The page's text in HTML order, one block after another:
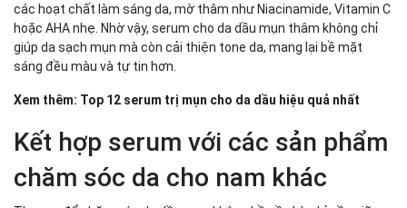
các hoạt chất làm sáng da, mờ thâm như Niacinamide, Vitamin C
hoặc AHA nhẹ. Nhờ vậy, serum cho da dầu mụn thâm không chỉ
giúp da sạch mụn mà còn cải thiện tone da, mang lại bề mặt
sáng đều màu và tự tin hơn.
Xem thêm: Top 12 serum trị mụn cho da dầu hiệu quả nhất
Kết hợp serum với các sản phẩm
chăm sóc da cho nam khác